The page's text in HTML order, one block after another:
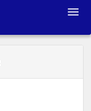
Toggle